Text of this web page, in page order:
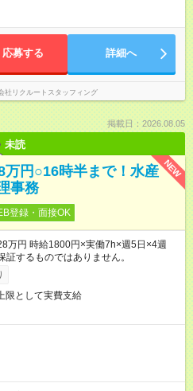
応募する 詳細へ
社リクルートスタッフィング
掲載日：2026.08.05
未読
NEW
円○16時半まで！水産
事務
登録・面接OK
円 時給1800円×実働7h×週5日×4週
するものではありません。
限として実費支給